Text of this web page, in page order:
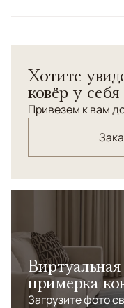
Хотите
ковёр у
Привезем к вам
Виртуальная
примерка
Загрузите фото